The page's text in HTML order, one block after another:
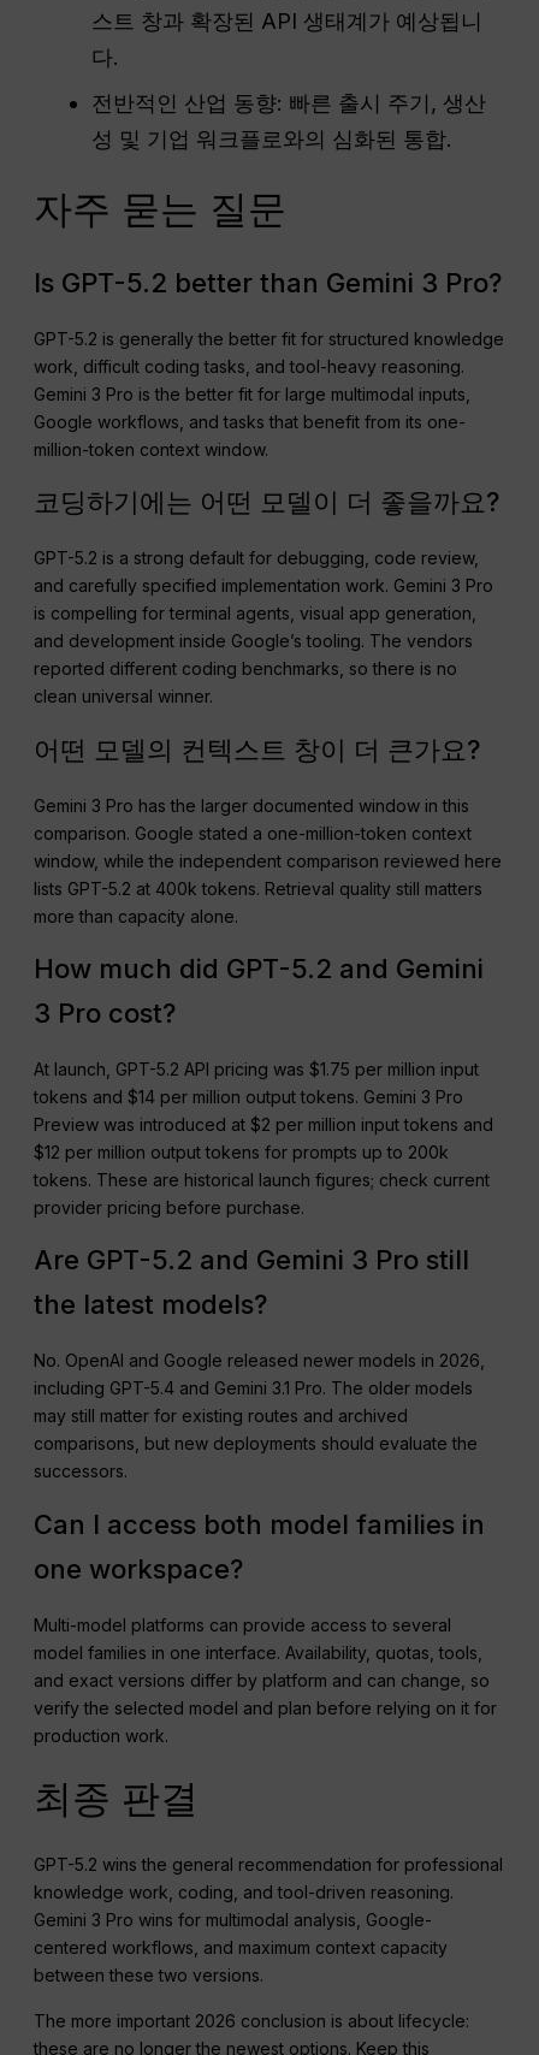
스트 창과 확장된 API 생태계가 예상됩니
다.
전반적인 산업 동향: 빠른 출시 주기, 생산
성 및 기업 워크플로와의 심화된 통합.
자주 묻는 질문
Is GPT-5.2 better than Gemini 3 Pro?
GPT-5.2 is generally the better fit for structured knowledge
work, difficult coding tasks, and tool-heavy reasoning.
Gemini 3 Pro is the better fit for large multimodal inputs,
Google workflows, and tasks that benefit from its one-
million-token context window.
코딩하기에는 어떤 모델이 더 좋을까요?
GPT-5.2 is a strong default for debugging, code review,
and carefully specified implementation work. Gemini 3 Pro
is compelling for terminal agents, visual app generation,
and development inside Google’s tooling. The vendors
reported different coding benchmarks, so there is no
clean universal winner.
어떤 모델의 컨텍스트 창이 더 큰가요?
Gemini 3 Pro has the larger documented window in this
comparison. Google stated a one-million-token context
window, while the independent comparison reviewed here
lists GPT-5.2 at 400k tokens. Retrieval quality still matters
more than capacity alone.
How much did GPT-5.2 and Gemini
3 Pro cost?
At launch, GPT-5.2 API pricing was $1.75 per million input
tokens and $14 per million output tokens. Gemini 3 Pro
Preview was introduced at $2 per million input tokens and
$12 per million output tokens for prompts up to 200k
tokens. These are historical launch figures; check current
provider pricing before purchase.
Are GPT-5.2 and Gemini 3 Pro still
the latest models?
No. OpenAI and Google released newer models in 2026,
including GPT-5.4 and Gemini 3.1 Pro. The older models
may still matter for existing routes and archived
comparisons, but new deployments should evaluate the
successors.
Can I access both model families in
one workspace?
Multi-model platforms can provide access to several
model families in one interface. Availability, quotas, tools,
and exact versions differ by platform and can change, so
verify the selected model and plan before relying on it for
production work.
최종 판결
GPT-5.2 wins the general recommendation for professional
knowledge work, coding, and tool-driven reasoning.
Gemini 3 Pro wins for multimodal analysis, Google-
centered workflows, and maximum context capacity
between these two versions.
The more important 2026 conclusion is about lifecycle:
these are no longer the newest options. Keep this